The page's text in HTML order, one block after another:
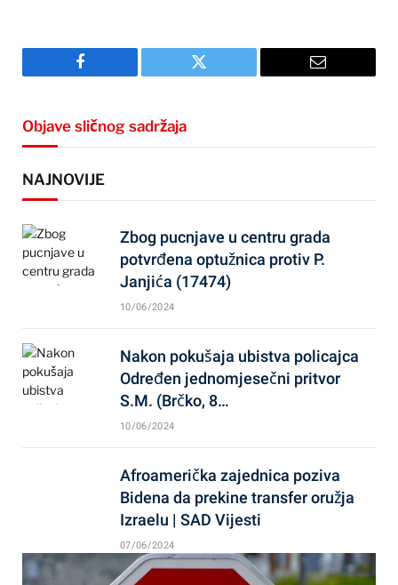
Facebook Twitter Email
Objave sličnog sadržaja
NAJNOVIJE
Zbog pucnjave u centru grada
potvrđena optužnica protiv P.
Janjića (17474)
10/06/2024
Nakon pokušaja ubistva policajca
Određen jednomjesečni pritvor
S.M. (Brčko, 8…
10/06/2024
Afroamerička zajednica poziva
Bidena da prekine transfer oružja
Izraelu | SAD Vijesti
07/06/2024